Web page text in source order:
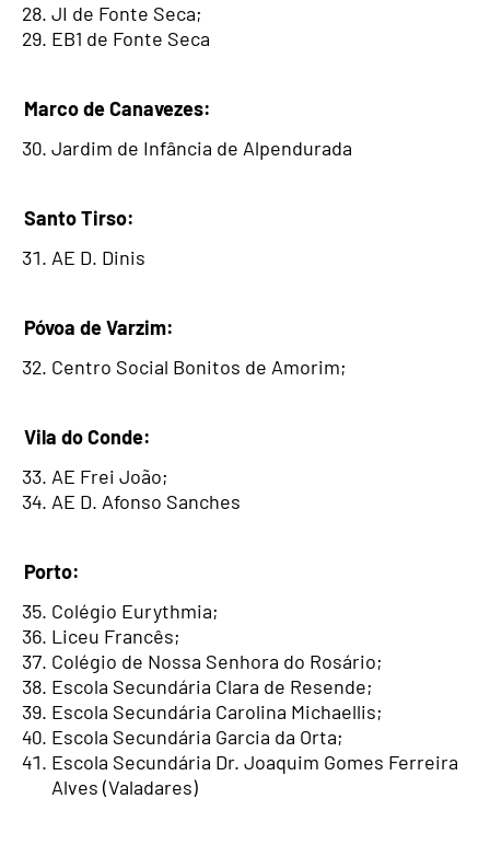
JI de Fonte Seca;
EB1 de Fonte Seca
Marco de Canavezes:
Jardim de Infância de Alpendurada
Santo Tirso:
AE D. Dinis
Póvoa de Varzim:
Centro Social Bonitos de Amorim;
Vila do Conde:
AE Frei João;
AE D​. Afonso Sanches
Porto:
Colégio Eurythmia;
Liceu Francês;
Colégio de Nossa Senhora do Rosário;
Escola Secundária Clara de Resende;
Escola Secundária Carolina Michaellis;
Escola Secundária Garcia da Orta;
Escola Secundária Dr. Joaquim Gomes Ferreira
Alves (Valadares)